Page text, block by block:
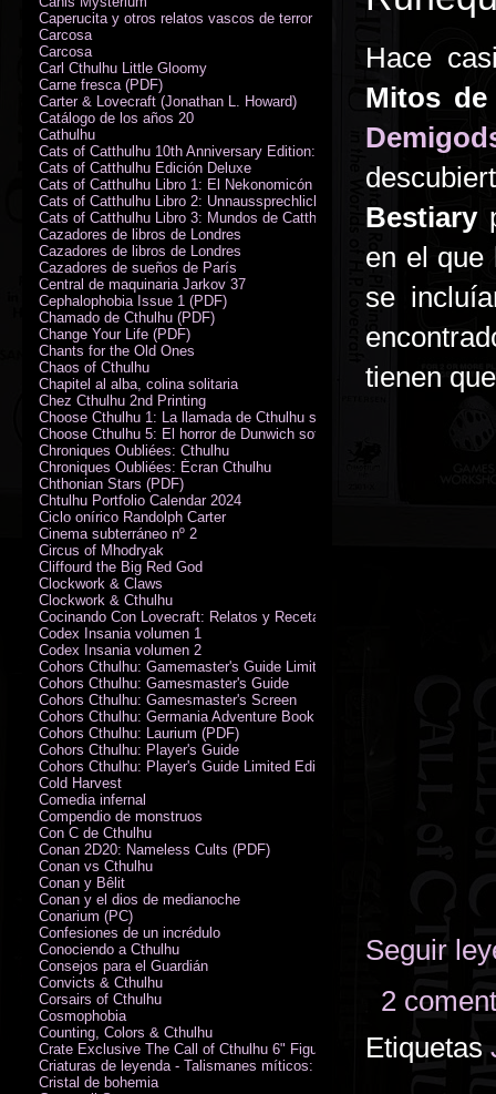
Hace
Mitos
Bestiary
en el que
se
tienen
Seguir
2
Etiquetas
Caperucita y otros relatos vascos de terror (M. Rodríguez)
Carcosa
Carcosa
Carl Cthulhu Little Gloomy
Carne fresca (PDF)
Carter & Lovecraft (Jonathan L. Howard)
Catálogo de los años 20
Cathulhu
Cats of Catthulhu 10th Anniversary Edition: Quick Start Rules
Cats of Catthulhu Edición Deluxe
Cats of Catthulhu Libro 1: El Nekonomicón
Cats of Catthulhu Libro 2: Unnaussprechlichen Katzen
Cats of Catthulhu Libro 3: Mundos de Catthulhu
Cazadores de libros de Londres
Cazadores de libros de Londres
Cazadores de sueños de París
Central de maquinaria Jarkov 37
Cephalophobia Issue 1 (PDF)
Chamado de Cthulhu (PDF)
Change Your Life (PDF)
Chants for the Old Ones
Chaos of Cthulhu
Chapitel al alba, colina solitaria
Chez Cthulhu 2nd Printing
Choose Cthulhu 1: La llamada de Cthulhu softcover
Choose Cthulhu 5: El horror de Dunwich softcover
Chroniques Oubliées: Cthulhu
Chroniques Oubliées: Écran Cthulhu
Chthonian Stars (PDF)
Chtulhu Portfolio Calendar 2024
Ciclo onírico Randolph Carter
Cinema subterráneo nº 2
Circus of Mhodryak
Cliffourd the Big Red God
Clockwork & Claws
Clockwork & Cthulhu
Cocinando Con Lovecraft: Relatos y Recetas de Humor Sobrenatural
Codex Insania volumen 1
Codex Insania volumen 2
Cohors Cthulhu: Gamemaster's Guide Limited Edition
Cohors Cthulhu: Gamesmaster's Guide
Cohors Cthulhu: Gamesmaster's Screen
Cohors Cthulhu: Germania Adventure Book
Cohors Cthulhu: Laurium (PDF)
Cohors Cthulhu: Player's Guide
Cohors Cthulhu: Player's Guide Limited Edition
Cold Harvest
Comedia infernal
Compendio de monstruos
Con C de Cthulhu
Conan 2D20: Nameless Cults (PDF)
Conan vs Cthulhu
Conan y Bêlit
Conan y el dios de medianoche
Conarium (PC)
Confesiones de un incrédulo
Conociendo a Cthulhu
Consejos para el Guardián
Convicts & Cthulhu
Corsairs of Cthulhu
Cosmophobia
Counting, Colors & Cthulhu
Crate Exclusive The Call of Cthulhu 6" Figure von Austin James
Criaturas de leyenda - Talismanes míticos: Símbolo arcano
Cristal de bohemia